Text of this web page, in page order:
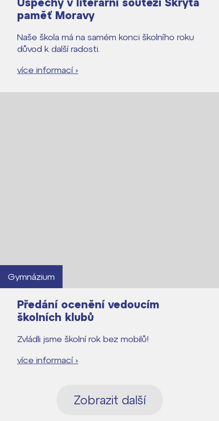
paměť Moravy
Naše škola má na samém konci školního roku
důvod k další radosti.
více informací ›
Gymnázium
Předání ocenění vedoucím
školních klubů
Zvládli jsme školní rok bez mobilů!
více informací ›
Zobrazit další